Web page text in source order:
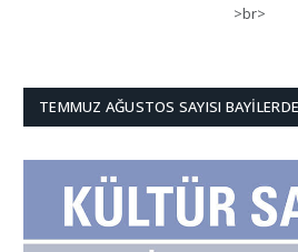
>br>
TEMMUZ AĞUSTOS SAYISI BAYILERDE